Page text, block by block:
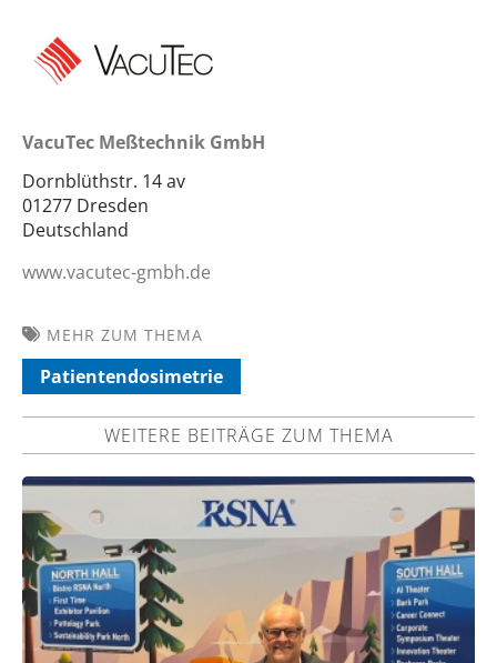
VacuTec Meßtechnik GmbH
Dornblüthstr. 14 av
01277 Dresden
Deutschland
www.vacutec-gmbh.de
MEHR ZUM THEMA
Patientendosimetrie
WEITERE BEITRÄGE ZUM THEMA